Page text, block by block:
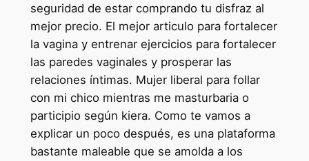
seguridad de estar comprando tu disfraz al
mejor precio. El mejor articulo para fortalecer
la vagina y entrenar ejercicios para fortalecer
las paredes vaginales y prosperar las
relaciones íntimas. Mujer liberal para follar
con mi chico mientras me masturbaria o
participio según kiera. Como te vamos a
explicar un poco después, es una plataforma
bastante maleable que se amolda a los